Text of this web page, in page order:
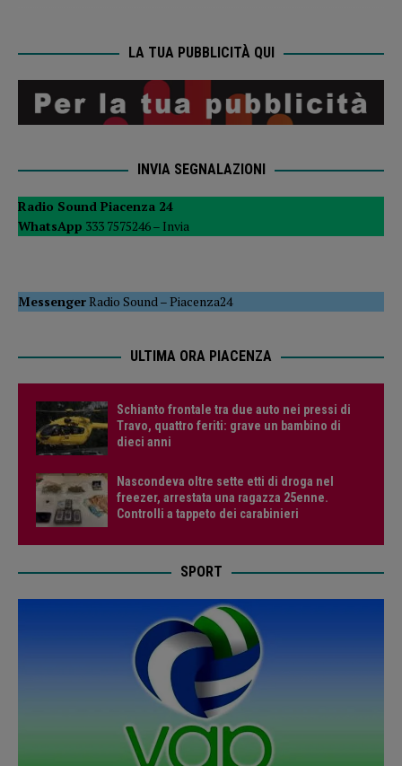
LA TUA PUBBLICITÀ QUI
INVIA SEGNALAZIONI
Radio Sound Piacenza 24
WhatsApp 333 7575246 – Invia
MessengerRadio Sound–Piacenza24
ULTIMA ORA PIACENZA
Schianto frontale tra due auto nei pressi di
Travo, quattro feriti: grave un bambino di
dieci anni
Nascondeva oltre sette etti di droga nel
freezer, arrestata una ragazza 25enne.
Controlli a tappeto dei carabinieri
SPORT